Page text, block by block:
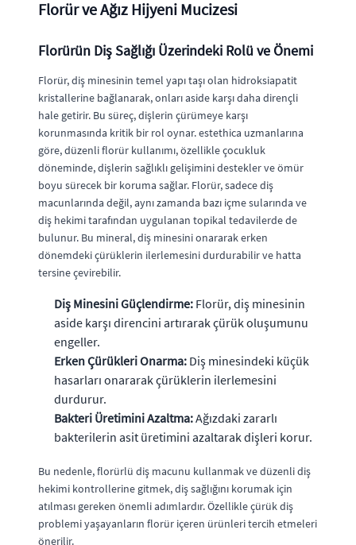
Florür ve Ağız Hijyeni Mucizesi
Florürün Diş Sağlığı Üzerindeki Rolü ve Önemi
Florür, diş minesinin temel yapı taşı olan hidroksiapatit
kristallerine bağlanarak, onları aside karşı daha dirençli
hale getirir. Bu süreç, dişlerin çürümeye karşı
korunmasında kritik bir rol oynar. estethica uzmanlarına
göre, düzenli florür kullanımı, özellikle çocukluk
döneminde, dişlerin sağlıklı gelişimini destekler ve ömür
boyu sürecek bir koruma sağlar. Florür, sadece diş
macunlarında değil, aynı zamanda bazı içme sularında ve
diş hekimi tarafından uygulanan topikal tedavilerde de
bulunur. Bu mineral, diş minesini onararak erken
dönemdeki çürüklerin ilerlemesini durdurabilir ve hatta
tersine çevirebilir.
Diş Minesini Güçlendirme: Florür, diş minesinin
aside karşı direncini artırarak çürük oluşumunu
engeller.
Erken Çürükleri Onarma: Diş minesindeki küçük
hasarları onararak çürüklerin ilerlemesini
durdurur.
Bakteri Üretimini Azaltma:Ağızdaki zararlı
bakterilerin asit üretimini azaltarak dişleri korur.
Bu nedenle, florürlü diş macunu kullanmak ve düzenli diş
hekimi kontrollerine gitmek, diş sağlığını korumak için
atılması gereken önemli adımlardır. Özellikle çürük diş
problemi yaşayanların florür içeren ürünleri tercih etmeleri
önerilir.